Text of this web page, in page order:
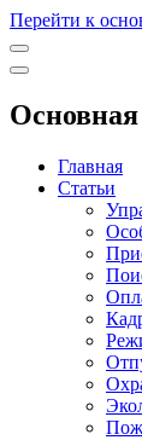
Перейти к
Главная
Статьи